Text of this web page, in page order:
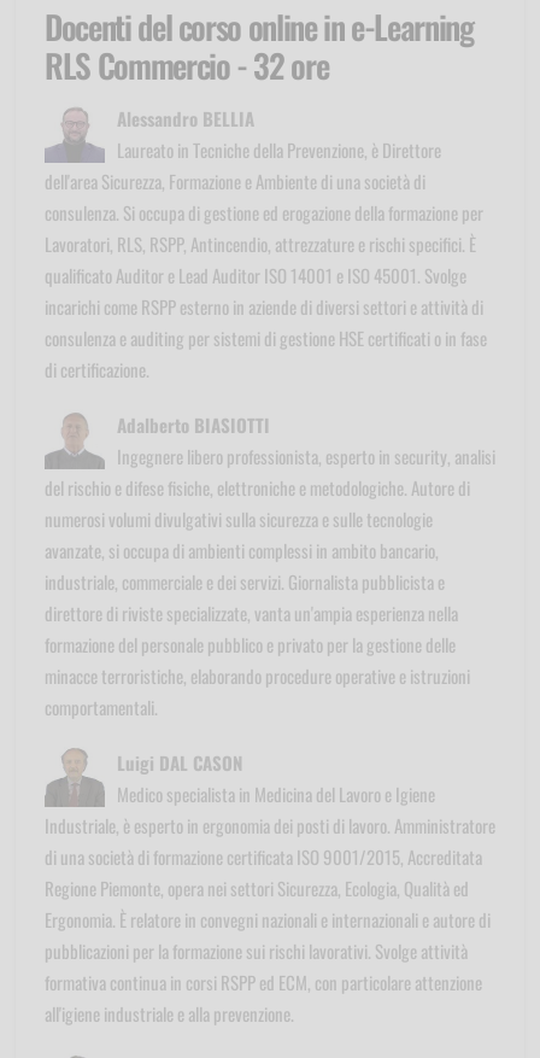
Docenti del corso online in e-Learning
RLS Commercio - 32 ore
Alessandro BELLIA
Laureato in Tecniche della Prevenzione, è Direttore
dell'area Sicurezza, Formazione e Ambiente di una società di
consulenza. Si occupa di gestione ed erogazione della formazione per
Lavoratori, RLS, RSPP, Antincendio, attrezzature e rischi specifici. È
qualificato Auditor e Lead Auditor ISO 14001 e ISO 45001. Svolge
incarichi come RSPP esterno in aziende di diversi settori e attività di
consulenza e auditing per sistemi di gestione HSE certificati o in fase
di certificazione.
Adalberto BIASIOTTI
Ingegnere libero professionista, esperto in security, analisi
del rischio e difese fisiche, elettroniche e metodologiche. Autore di
numerosi volumi divulgativi sulla sicurezza e sulle tecnologie
avanzate, si occupa di ambienti complessi in ambito bancario,
industriale, commerciale e dei servizi. Giornalista pubblicista e
direttore di riviste specializzate, vanta un'ampia esperienza nella
formazione del personale pubblico e privato per la gestione delle
minacce terroristiche, elaborando procedure operative e istruzioni
comportamentali.
Luigi DAL CASON
Medico specialista in Medicina del Lavoro e Igiene
Industriale, è esperto in ergonomia dei posti di lavoro. Amministratore
di una società di formazione certificata ISO 9001/2015, Accreditata
Regione Piemonte, opera nei settori Sicurezza, Ecologia, Qualità ed
Ergonomia. È relatore in convegni nazionali e internazionali e autore di
pubblicazioni per la formazione sui rischi lavorativi. Svolge attività
formativa continua in corsi RSPP ed ECM, con particolare attenzione
all'igiene industriale e alla prevenzione.